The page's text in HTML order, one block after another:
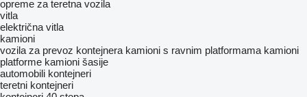
оpremе za teretna vozila
vitla
električna vitla
kamioni
vozila za prevoz kontejnera kamioni s ravnim platformama kamioni
platforme kamioni šasije
automobili kontejneri
teretni kontejneri